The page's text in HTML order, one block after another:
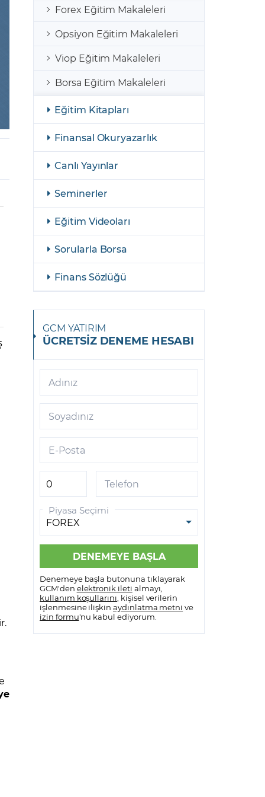
Yasal Bildirimler
Finansal Araçlar
Forex Eğitim Makaleleri
Opsiyon Eğitim Makaleleri
Viop Eğitim Makaleleri
Borsa Eğitim Makaleleri
Eğitim Kitapları
Finansal Okuryazarlık
Canlı Yayınlar
Seminerler
Eğitim Videoları
Sorularla Borsa
Finans Sözlüğü
GCM YATIRIM
ÜCRETSİZ DENEME HESABI
Adınız
Soyadınız
E-Posta
Telefon
Piyasa Seçimi
Denemeye başla butonuna tıklayarak
GCM'den elektronik ileti almayı,
kullanım koşullarını , kişisel verilerin
işlenmesine ilişkin aydınlatma metni ve
izin formu'nu kabul ediyorum.